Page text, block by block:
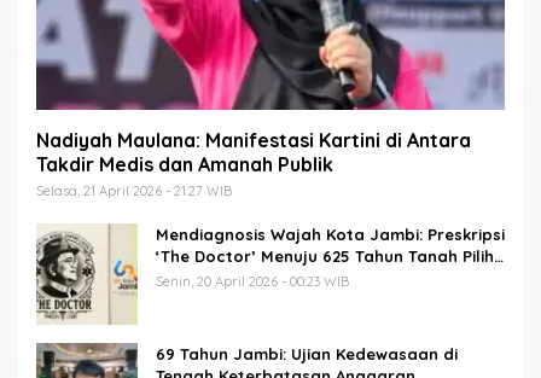
Nadiyah Maulana: Manifestasi Kartini di Antara
Takdir Medis dan Amanah Publik
Selasa, 21 April 2026 - 21:27 WIB
Mendiagnosis Wajah Kota Jambi: Preskripsi
‘The Doctor’ Menuju 625 Tahun Tanah Pilih
Pusako Batuah
Senin, 20 April 2026 - 00:23 WIB
69 Tahun Jambi: Ujian Kedewasaan di